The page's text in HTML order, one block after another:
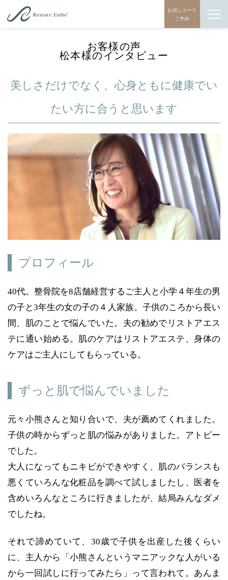
お試しコース
ご予約
お客様の声
松本様のインタビュー
美しさだけでなく、心身ともに健康でい
たい方に合うと思います
プロフィール
40代。整骨院を8店舗経営するご主人と小学４年生の男
の子と3年生の女の子の４人家族。子供のころから長い
間、肌のことで悩んでいた。夫の勧めでリストアエス
テに通い始める。肌のケアはリストアエステ、身体の
ケアはご主人にしてもらっている。
ずっと肌で悩んでいました
元々小熊さんと知り合いで、夫が薦めてくれました。
子供の時からずっと肌の悩みがありました。アトピー
でした。
大人になってもニキビができやすく、肌のバランスも
悪くていろんな化粧品を調べて試しましたし、医者を
含めいろんなところに行きましたが、結局みんなダメ
でしたね。
それで諦めていて、30歳で子供を出産した後くらい
に、主人から「小熊さんというマニアックな人がいる
から一回試しに行ってみたら」って言われて。あんま